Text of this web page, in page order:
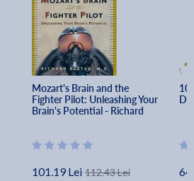
Mozart's Brain and the
Fighter Pilot: Unleashing Your
Brain's Potential - Richard
101.19 Lei 112.43 Lei
Dr